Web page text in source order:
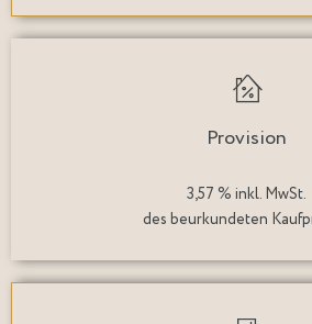
Provision
3,57 % inkl. MwSt.
des beurkundeten